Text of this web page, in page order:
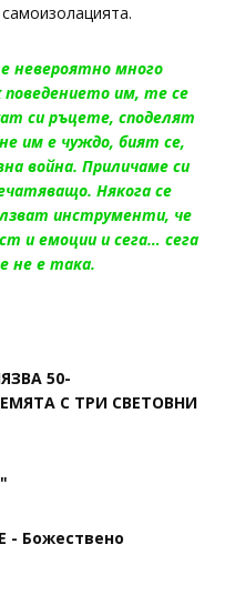
невероятно много
поведението им, те се
си ръцете, споделят
им е чуждо, бият се,
война. Приличаме си
Някога се
инструменти, че
и емоции и сега… сега
не е така.
50-
С ТРИ СВЕТОВНИ
- Божествено